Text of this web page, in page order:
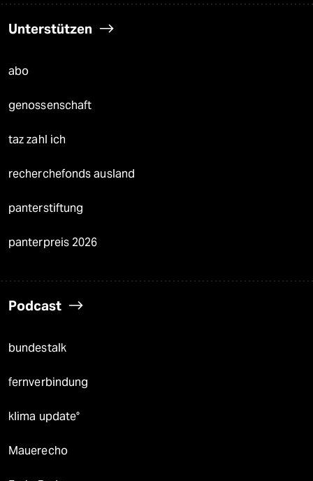
Unterstützen
abo
genossenschaft
taz zahl ich
recherchefonds ausland
panterstiftung
panterpreis 2026
Podcast
bundestalk
fernverbindung
klima update°
Mauerecho